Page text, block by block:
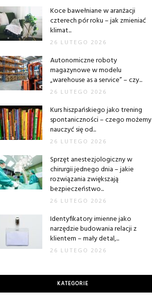
Koce bawełniane w aranżacji
czterech pór roku – jak zmieniać
klimat...
26 LUTEGO 2026
Autonomiczne roboty
magazynowe w modelu
„warehouse as a service” – czy...
26 LUTEGO 2026
Kurs hiszpańskiego jako trening
spontaniczności – czego możemy
nauczyć się od...
26 LUTEGO 2026
Sprzęt anestezjologiczny w
chirurgii jednego dnia – jakie
rozwiązania zwiększają
bezpieczeństwo...
26 LUTEGO 2026
Identyfikatory imienne jako
narzędzie budowania relacji z
klientem – mały detal,...
26 LUTEGO 2026
KATEGORIE